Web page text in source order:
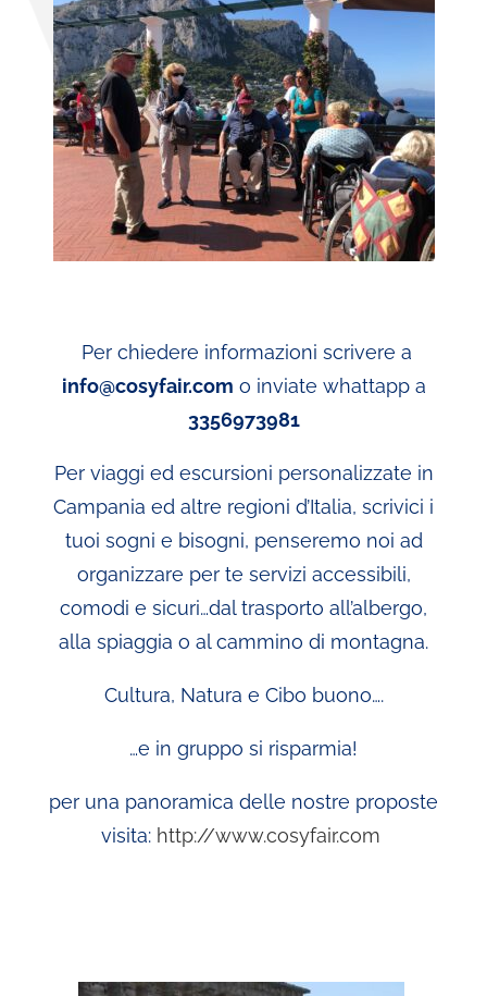
Per chiedere informazioni scrivere a
info@cosyfair.com o inviate whattapp a
3356973981
Per viaggi ed escursioni personalizzate in
Campania ed altre regioni d’Italia, scrivici i
tuoi sogni e bisogni, penseremo noi ad
organizzare per te servizi accessibili,
comodi e sicuri…dal trasporto all’albergo,
alla spiaggia o al cammino di montagna.
Cultura, Natura e Cibo buono….
…e in gruppo si risparmia!
per una panoramica delle nostre proposte
visita: http://www.cosyfair.com